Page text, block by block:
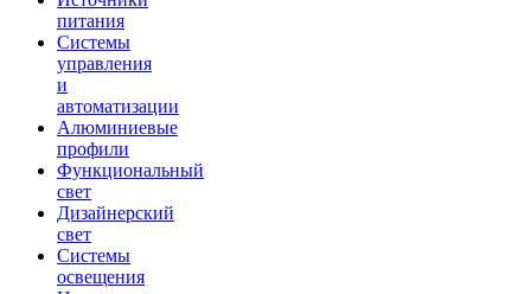
питания
Системы
управления
и
автоматизации
Алюминиевые
профили
Функциональный
свет
Дизайнерский
свет
Системы
освещения